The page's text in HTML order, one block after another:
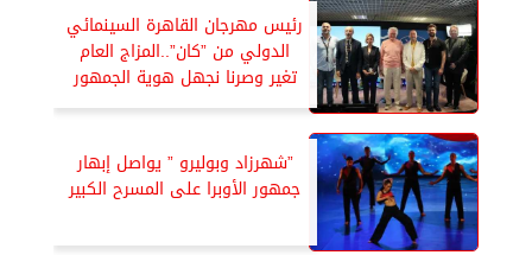
رئيس مهرجان القاهرة السينمائي
الدولي من ”كان”..المزاج العام
تغير وصرنا نجهل هوية الجمهور
”شهرزاد وبوليرو ” يواصل إبهار
جمهور الأوبرا على المسرح الكبير